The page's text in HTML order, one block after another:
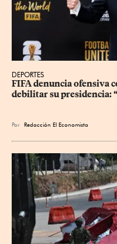
DEPORTES
FIFA denuncia ofensiva
debilitar su presidencia:
Por Redacción El Economista